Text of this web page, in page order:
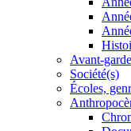
Avant-
Société(s)
Écoles,